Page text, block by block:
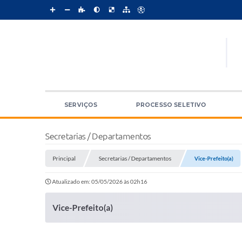
SERVIÇOS PROCESSO SELETIVO
Secretarias / Departamentos
Principal Secretarias / Departamentos Vice-Prefeito(a)
Atualizado em: 05/05/2026 às 02h16
Vice-Prefeito(a)